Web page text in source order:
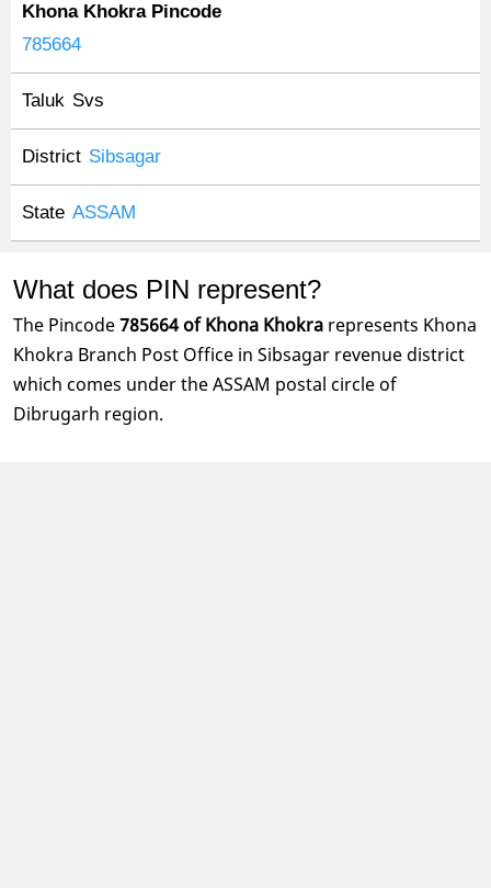
Khona Khokra Pincode
785664
Taluk Svs
District Sibsagar
State ASSAM
What does PIN represent?
The Pincode785664 of Khona Khokra represents Khona
Khokra Branch Post Office in Sibsagar revenue district
which comes under the ASSAM postal circle of
Dibrugarh region.